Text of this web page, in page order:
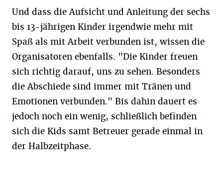
Und dass die Aufsicht und Anleitung der sechs
bis 13-jährigen Kinder irgendwie mehr mit
Spaß als mit Arbeit verbunden ist, wissen die
Organisatoren ebenfalls. "Die Kinder freuen
sich richtig darauf, uns zu sehen. Besonders
die Abschiede sind immer mit Tränen und
Emotionen verbunden." Bis dahin dauert es
jedoch noch ein wenig, schließlich befinden
sich die Kids samt Betreuer gerade einmal in
der Halbzeitphase.